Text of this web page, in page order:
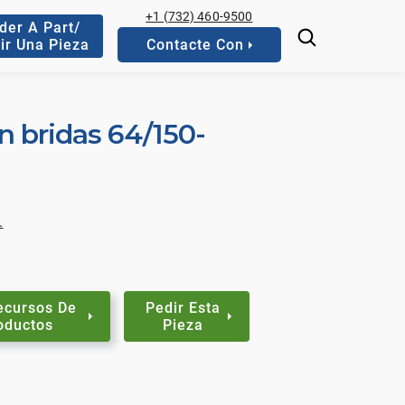
A Part/
Una Pieza
+1 (732) 460-9500
Contacte Con
bridas 64/150-
De
Pedir Esta
Pieza